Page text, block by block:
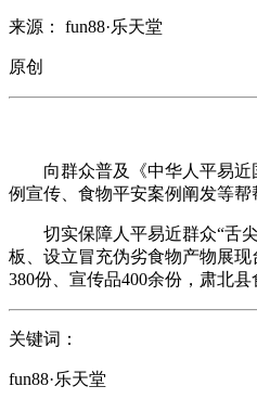
来源： fun88·乐天堂
原创
向群众普及《中华人平易近国
例宣传、食物平安案例阐发等
切实保障人平易近群众“舌尖
板、设立冒充伪劣食物产物展
380份、宣传品400余份，肃北
关键词：
fun88·乐天堂